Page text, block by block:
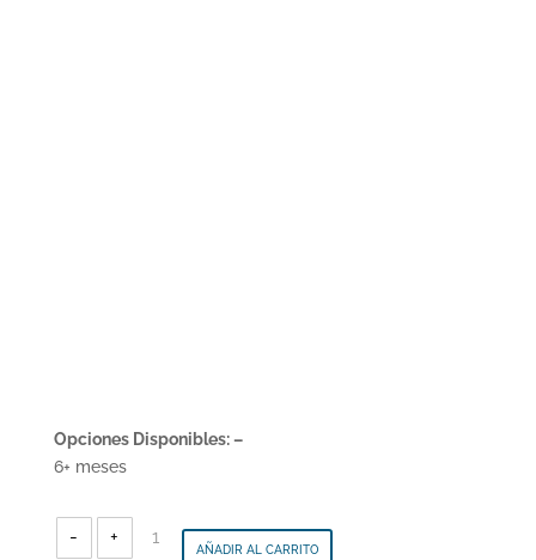
Opciones Disponibles: –
6+ meses
-
Jardin
+
AÑADIR AL CARRITO